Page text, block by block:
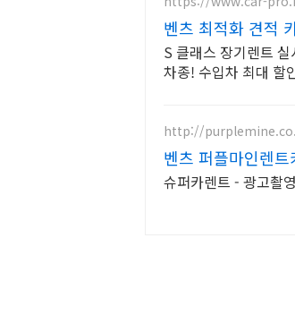
벤츠 최적화 견적
S 클래스 장기렌트
차종! 수입차 최대 할
http://
벤츠 퍼플마인렌트
슈퍼카렌트 - 광고촬